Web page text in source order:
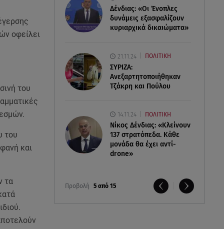
Δένδιας: «Οι Ένοπλες
δυνάμεις εξασφαλίζουν
κυριαρχικά δικαιώματα»
21.11.24 ΠΟΛΙΤΙΚΗ
ΣΥΡΙΖΑ:
Ανεξαρτητοποιήθηκαν
Τζάκρη και Πούλου
14.11.24 ΠΟΛΙΤΙΚΗ
Νίκος Δένδιας: «Κλείνουν
137 στρατόπεδα. Kάθε
μονάδα θα έχει αντί-
drone»
Προβολή 5 από 15
οφείλει
του
του
και
τα